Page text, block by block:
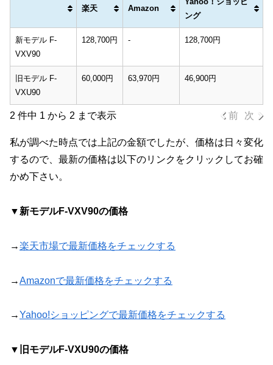
楽天 Amazon
ング
新モデル F-
VXV90
128,700円 - 128,700円
旧モデル F-
VXU90
60,000円 63,970円 46,900円
2 件中 1 から 2 まで表示 前 次
私が調べた時点では上記の金額でしたが、価格は日々変化
するので、最新の価格は以下のリンクをクリックしてお確
かめ下さい。
▼新モデルF-VXV90の価格
→楽天市場で最新価格をチェックする
→Amazonで最新価格をチェックする
→Yahoo!ショッピングで最新価格をチェックする
▼旧モデルF-VXU90の価格